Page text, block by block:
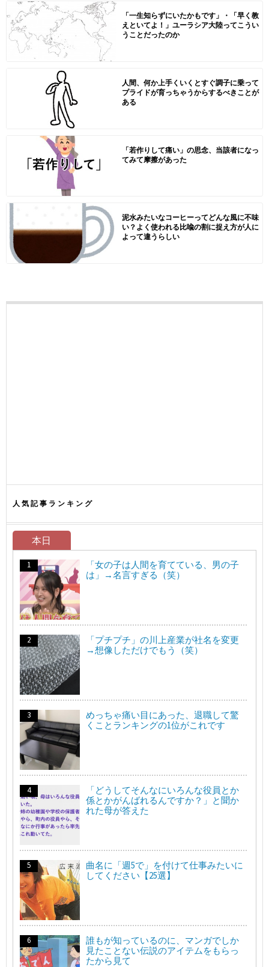
「一生知らずにいたかもです」・「早く教
えといてよ！」ユーラシア大陸ってこうい
うことだったのか
人間、何か上手くいくとすぐ調子に乗って
プライドが育っちゃうからするべきことが
ある
「若作りして痛い」の思念、当該者になっ
てみて摩擦があった
泥水みたいなコーヒーってどんな風に不味
い？よく使われる比喩の割に捉え方が人に
よって違うらしい
人気記事ランキング
本日
「女の子は人間を育てている、男の子
は」→名言すぎる（笑）
「プチプチ」の川上産業が社名を変更
→想像しただけでもう（笑）
めっちゃ痛い目にあった、退職して驚
くことランキングの1位がこれです
「どうしてそんなにいろんな役員とか
係とかがんばれるんですか？」と聞か
れた母が答えた
曲名に「週5で」を付けて仕事みたいに
してください【25選】
誰もが知っているのに、マンガでしか
見たことない伝説のアイテムをもらっ
たから見て